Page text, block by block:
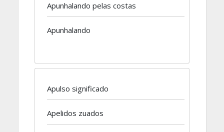
Apunhalando pelas costas
Apunhalando
Apulso significado
Apelidos zuados